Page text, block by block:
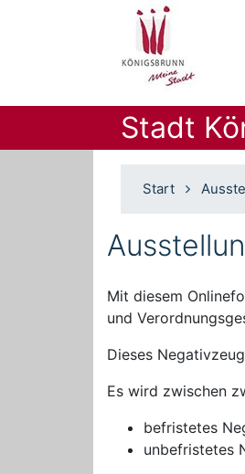
Stadt
Start
Mit diesem
und
Dieses
Es wird zwischen
befristetes
unbefristetes